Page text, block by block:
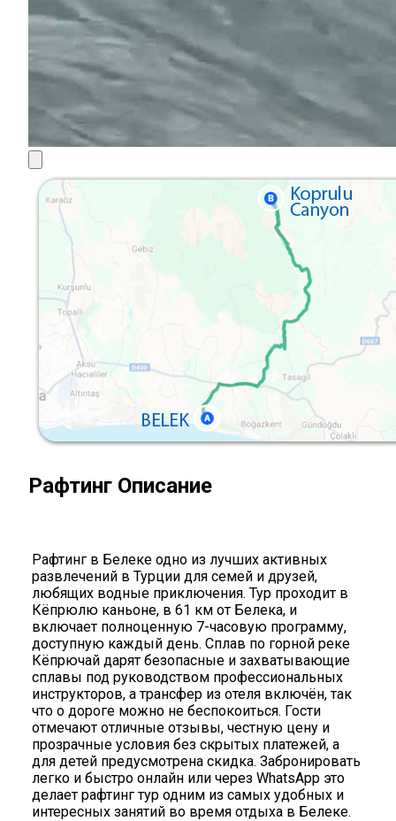
Рафтинг Описание
Рафтинг в Белеке одно из лучших активных
развлечений в Турции для семей и друзей,
любящих водные приключения. Тур проходит в
Кёпрюлю каньоне, в 61 км от Белека, и
включает полноценную 7-часовую программу,
доступную каждый день. Сплав по горной реке
Кёпрючай дарят безопасные и захватывающие
сплавы под руководством профессиональных
инструкторов, а трансфер из отеля включён, так
что о дороге можно не беспокоиться. Гости
отмечают отличные отзывы, честную цену и
прозрачные условия без скрытых платежей, а
для детей предусмотрена скидка. Забронировать
легко и быстро онлайн или через WhatsApp это
делает рафтинг тур одним из самых удобных и
интересных занятий во время отдыха в Белеке.